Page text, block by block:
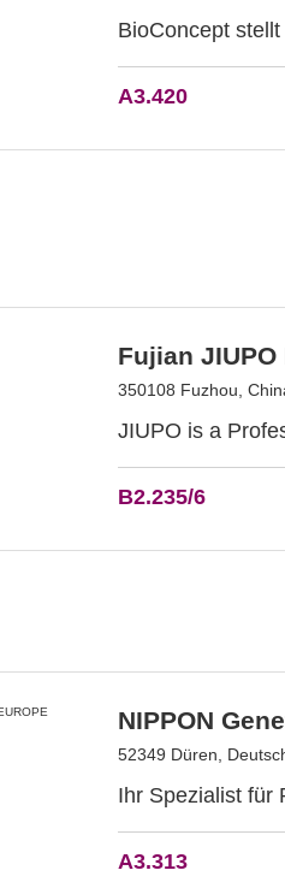
BioConcept
A3.420
Fujian
350108 Fuzhou,
JIUPO is a
B2.235/6
NIPPON
52349 Düren,
Ihr Spezialist für
A3.313